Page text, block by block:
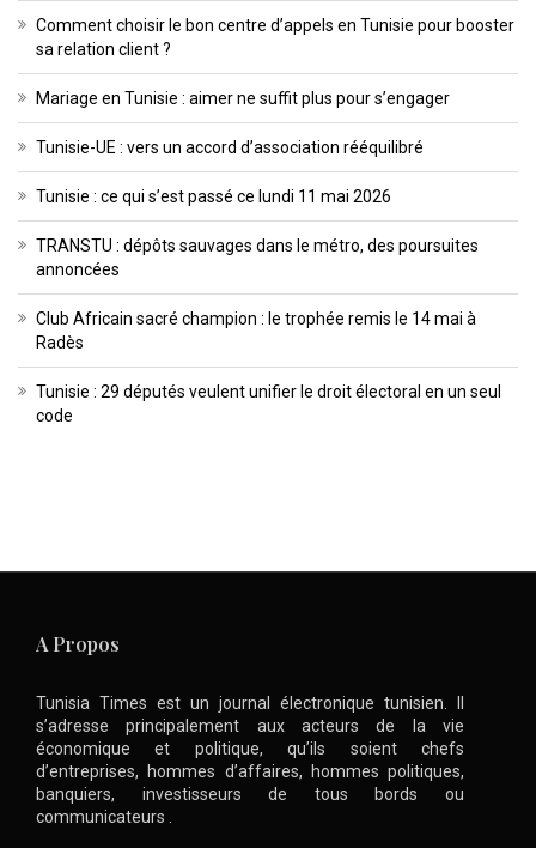
Comment choisir le bon centre d’appels en Tunisie pour booster
sa relation client ?
Mariage en Tunisie : aimer ne suffit plus pour s’engager
Tunisie-UE : vers un accord d’association rééquilibré
Tunisie : ce qui s’est passé ce lundi 11 mai 2026
TRANSTU : dépôts sauvages dans le métro, des poursuites
annoncées
Club Africain sacré champion : le trophée remis le 14 mai à
Radès
Tunisie : 29 députés veulent unifier le droit électoral en un seul
code
A Propos
Tunisia Times est un journal électronique tunisien. Il
s’adresse principalement aux acteurs de la vie
économique et politique, qu’ils soient chefs
d’entreprises, hommes d’affaires, hommes politiques,
banquiers, investisseurs de tous bords ou
communicateurs .